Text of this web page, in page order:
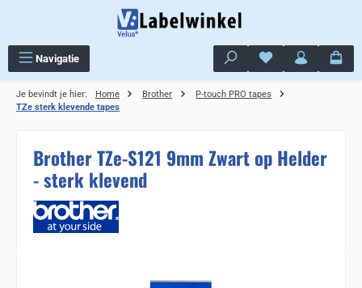
Navigatie Je hebt 0 items op
Je bevindt je hier: Home Brother
P-touch PRO tapes
TZe sterk klevende tapes
Brother TZe-S121 9mm Zwart op Helder
- sterk klevend